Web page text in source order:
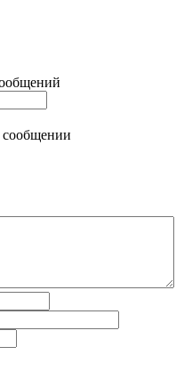
сообщении